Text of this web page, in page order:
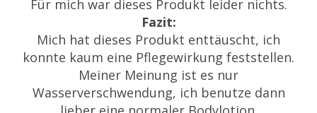
Für mich war dieses Produkt leider nichts.
Fazit:
Mich hat dieses Produkt enttäuscht, ich
konnte kaum eine Pflegewirkung feststellen.
Meiner Meinung ist es nur
Wasserverschwendung, ich benutze dann